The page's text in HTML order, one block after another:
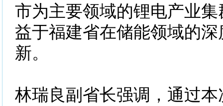
市为主要领域的锂电产业
益于福建省在储能领域的
新。
林瑞良副省长强调，通过